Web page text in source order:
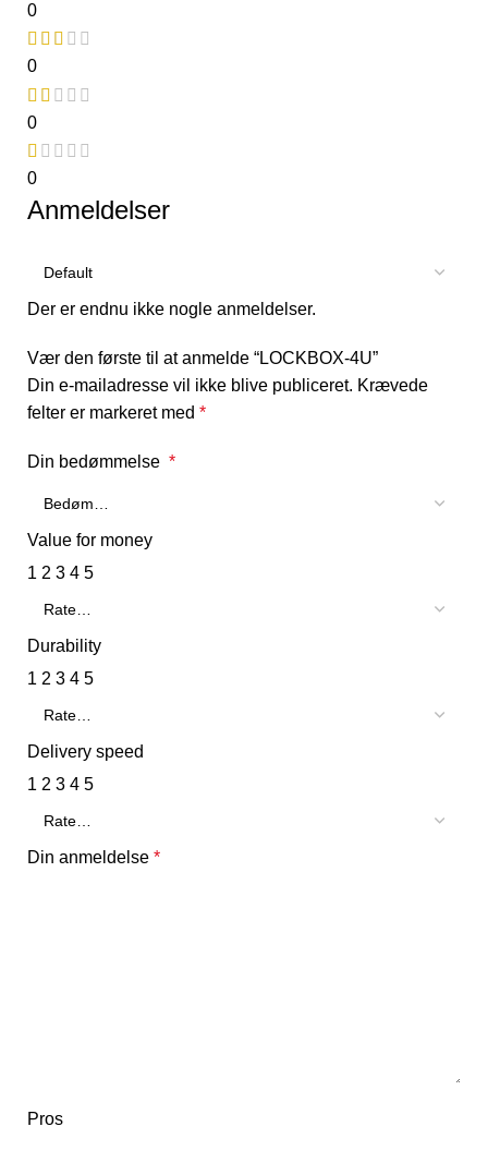
0
0
0
0
Anmeldelser
Der er endnu ikke nogle anmeldelser.
Vær den første til at anmelde “LOCKBOX-4U”
Din e-mailadresse vil ikke blive publiceret. Krævede
felter er markeret med *
Din bedømmelse *
Value for money
1 2 3 4 5
Durability
1 2 3 4 5
Delivery speed
1 2 3 4 5
Din anmeldelse *
Pros